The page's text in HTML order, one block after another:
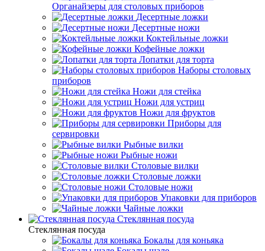
Органайзеры для столовых приборов
Десертные ложки
Десертные ножи
Коктейльные ложки
Кофейные ложки
Лопатки для торта
Наборы столовых
приборов
Ножи для стейка
Ножи для устриц
Ножи для фруктов
Приборы для
сервировки
Рыбные вилки
Рыбные ножи
Столовые вилки
Столовые ложки
Столовые ножи
Упаковки для приборов
Чайные ложки
Стеклянная посуда
Стеклянная посуда
Бокалы для коньяка